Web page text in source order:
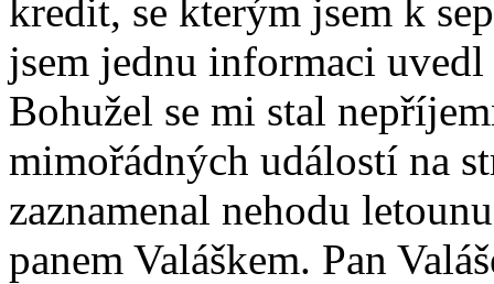
kredit, se kterým jsem k
jsem jednu informaci uvedl
Bohužel se mi stal
mimořádných událostí na
zaznamenal nehodu
panem Valáškem. Pan